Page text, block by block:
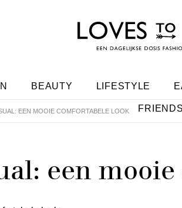
BEAUTY LIFESTYLE
FRIENDS
EEN MOOIE COMFORTABELE LOOK
een